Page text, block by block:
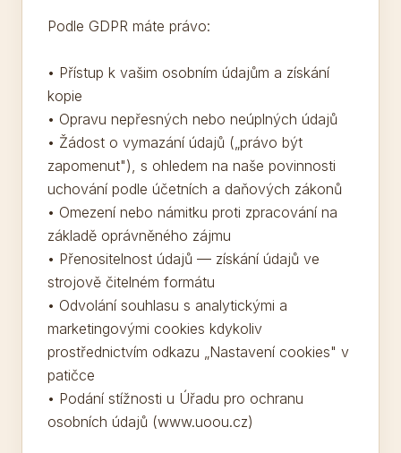
Podle GDPR máte právo:
• Přístup k vašim osobním údajům a získání
kopie
• Opravu nepřesných nebo neúplných údajů
• Žádost o vymazání údajů („právo být
zapomenut"), s ohledem na naše povinnosti
uchování podle účetních a daňových zákonů
• Omezení nebo námitku proti zpracování na
základě oprávněného zájmu
• Přenositelnost údajů — získání údajů ve
strojově čitelném formátu
• Odvolání souhlasu s analytickými a
marketingovými cookies kdykoliv
prostřednictvím odkazu „Nastavení cookies" v
patičce
• Podání stížnosti u Úřadu pro ochranu
osobních údajů (www.uoou.cz)